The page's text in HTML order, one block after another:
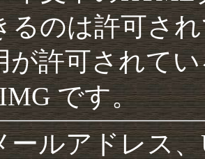
るのは許可さ
が許可されて
です。
ールアドレス